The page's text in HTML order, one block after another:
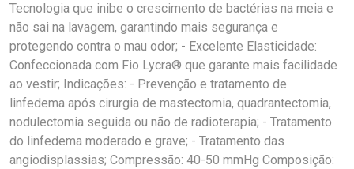
Tecnologia que inibe o crescimento de bactérias na meia e
não sai na lavagem, garantindo mais segurança e
protegendo contra o mau odor; - Excelente Elasticidade:
Confeccionada com Fio Lycra® que garante mais facilidade
ao vestir; Indicações: - Prevenção e tratamento de
linfedema após cirurgia de mastectomia, quadrantectomia,
nodulectomia seguida ou não de radioterapia; - Tratamento
do linfedema moderado e grave; - Tratamento das
angiodisplassias; Compressão: 40-50 mmHg Composição: